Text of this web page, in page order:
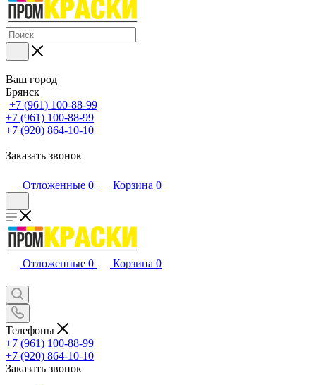
Ваш город
Брянск
+7 (961) 100-88-99
+7 (961) 100-88-99
+7 (920) 864-10-10
Заказать звонок
Отложенные 0 Корзина 0
Отложенные 0 Корзина 0
Телефоны
+7 (961) 100-88-99
+7 (920) 864-10-10
Заказать звонок